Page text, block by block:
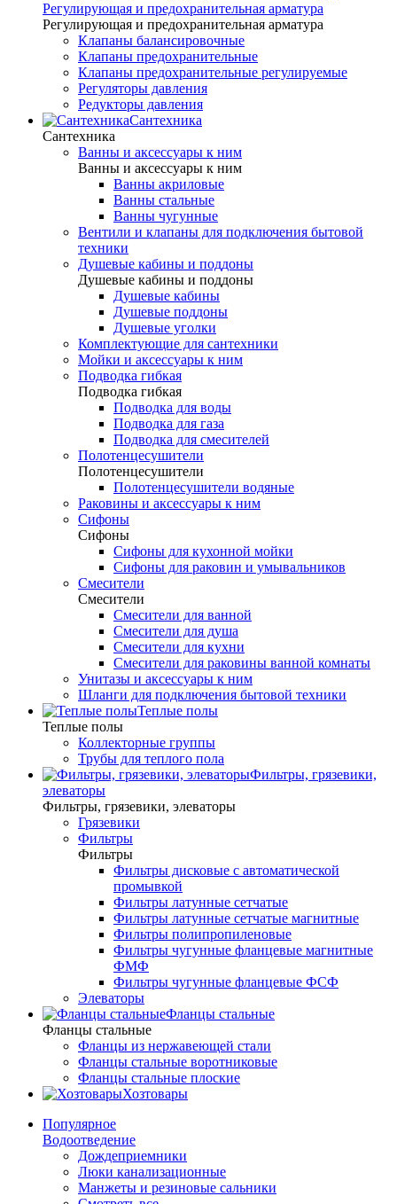
Регулирующая и предохранительная арматура
Регулирующая и предохранительная арматура
Клапаны балансировочные
Клапаны предохранительные
Клапаны предохранительные регулируемые
Регуляторы давления
Редукторы давления
Сантехника
Сантехника
Ванны и аксессуары к ним
Ванны и аксессуары к ним
Ванны акриловые
Ванны стальные
Ванны чугунные
Вентили и клапаны для подключения бытовой
техники
Душевые кабины и поддоны
Душевые кабины и поддоны
Душевые кабины
Душевые поддоны
Душевые уголки
Комплектующие для сантехники
Мойки и аксессуары к ним
Подводка гибкая
Подводка гибкая
Подводка для воды
Подводка для газа
Подводка для смесителей
Полотенцесушители
Полотенцесушители
Полотенцесушители водяные
Раковины и аксессуары к ним
Сифоны
Сифоны
Сифоны для кухонной мойки
Сифоны для раковин и умывальников
Смесители
Смесители
Смесители для ванной
Смесители для душа
Смесители для кухни
Смесители для раковины ванной комнаты
Унитазы и аксессуары к ним
Шланги для подключения бытовой техники
Теплые полы
Теплые полы
Коллекторные группы
Трубы для теплого пола
Фильтры, грязевики,
элеваторы
Фильтры, грязевики, элеваторы
Грязевики
Фильтры
Фильтры
Фильтры дисковые с автоматической
промывкой
Фильтры латунные сетчатые
Фильтры латунные сетчатые магнитные
Фильтры полипропиленовые
Фильтры чугунные фланцевые магнитные
ФМФ
Фильтры чугунные фланцевые ФСФ
Элеваторы
Фланцы стальные
Фланцы стальные
Фланцы из нержавеющей стали
Фланцы стальные воротниковые
Фланцы стальные плоские
Хозтовары
Популярное
Водоотведение
Дождеприемники
Люки канализационные
Манжеты и резиновые сальники